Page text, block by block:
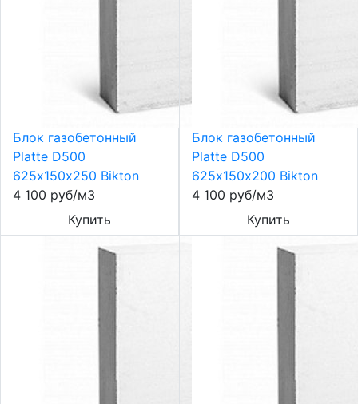
Блок газобетонный
Platte D500
625х150х250 Bikton
4 100 руб/м3
Купить
Блок газобетонный
Platte D500
625х150х200 Bikton
4 100 руб/м3
Купить